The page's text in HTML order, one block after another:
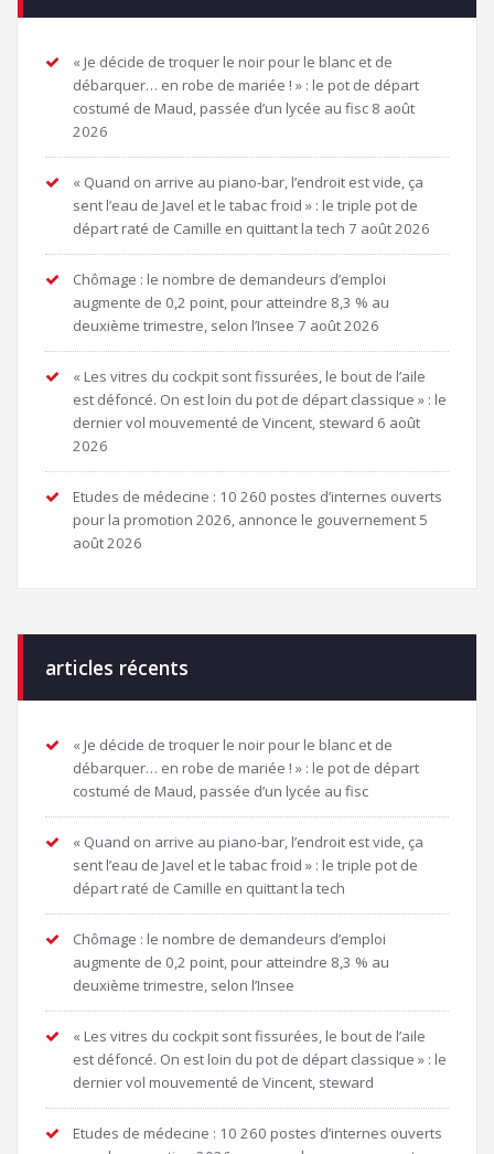
« Je décide de troquer le noir pour le blanc et de
débarquer… en robe de mariée ! » : le pot de départ
costumé de Maud, passée d’un lycée au fisc 8 août
2026
« Quand on arrive au piano-bar, l’endroit est vide, ça
sent l’eau de Javel et le tabac froid » : le triple pot de
départ raté de Camille en quittant la tech 7 août 2026
Chômage : le nombre de demandeurs d’emploi
augmente de 0,2 point, pour atteindre 8,3 % au
deuxième trimestre, selon l’Insee 7 août 2026
« Les vitres du cockpit sont fissurées, le bout de l’aile
est défoncé. On est loin du pot de départ classique » : le
dernier vol mouvementé de Vincent, steward 6 août
2026
Etudes de médecine : 10 260 postes d’internes ouverts
pour la promotion 2026, annonce le gouvernement 5
août 2026
articles récents
« Je décide de troquer le noir pour le blanc et de
débarquer… en robe de mariée ! » : le pot de départ
costumé de Maud, passée d’un lycée au fisc
« Quand on arrive au piano-bar, l’endroit est vide, ça
sent l’eau de Javel et le tabac froid » : le triple pot de
départ raté de Camille en quittant la tech
Chômage : le nombre de demandeurs d’emploi
augmente de 0,2 point, pour atteindre 8,3 % au
deuxième trimestre, selon l’Insee
« Les vitres du cockpit sont fissurées, le bout de l’aile
est défoncé. On est loin du pot de départ classique » : le
dernier vol mouvementé de Vincent, steward
Etudes de médecine : 10 260 postes d’internes ouverts